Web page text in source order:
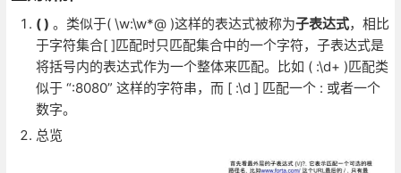
( ) 。类似于( \w:\w*@ )这样的表达式被称为子表达式，相比
于字符集合[ ]匹配时只匹配集合中的一个字符，子表达式是
将括号内的表达式作为一个整体来匹配。比如 ( :\d+ )匹配类
似于 “:8080” 这样的字符串，而 [ :\d ] 匹配一个 : 或者一个
数字。
总览